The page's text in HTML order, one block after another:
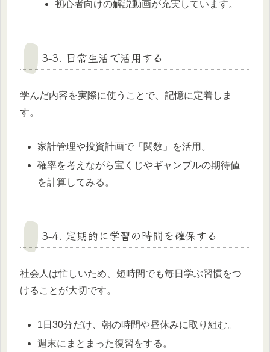
初心者向けの解説動画が充実しています。
3-3. 日常生活で活用する
学んだ内容を実際に使うことで、記憶に定着しま
す。
家計管理や投資計画で「関数」を活用。
確率を考えながら宝くじやギャンブルの期待値
を計算してみる。
3-4. 定期的に学習の時間を確保する
社会人は忙しいため、短時間でも毎日学ぶ習慣をつ
けることが大切です。
1日30分だけ、朝の時間や昼休みに取り組む。
週末にまとまった復習をする。